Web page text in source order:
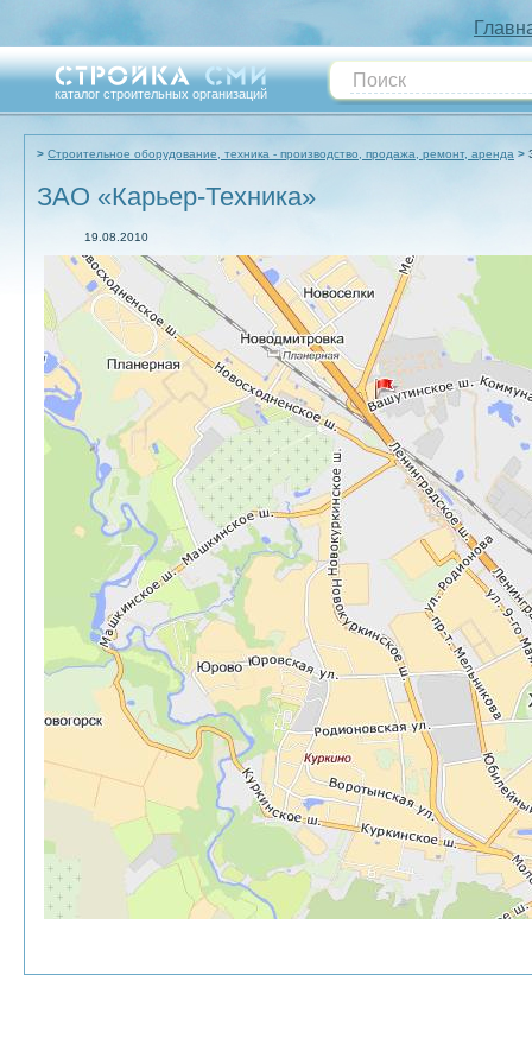
каталог строительных организаций
Строительное оборудование, техника - производство, продажа, ремонт, аренда
ЗАО «Карьер-Техника»
19.08.2010